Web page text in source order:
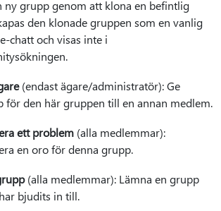
ny grupp genom att klona en befintlig
den klonade gruppen som en vanlig
chatt och visas inte i
(endast ägare/administratör): Ge
för den här gruppen till en annan medlem.
ett problem (alla medlemmar):
en oro för denna grupp.
(alla medlemmar): Lämna en grupp
bjudits in till.